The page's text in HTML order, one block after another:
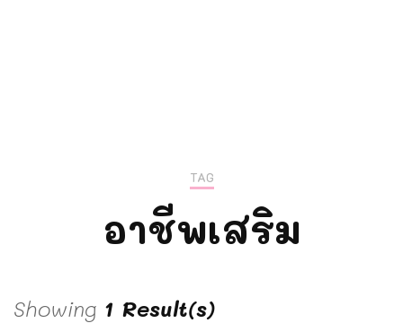
TAG
อาชีพเสริม
Showing 1 Result(s)